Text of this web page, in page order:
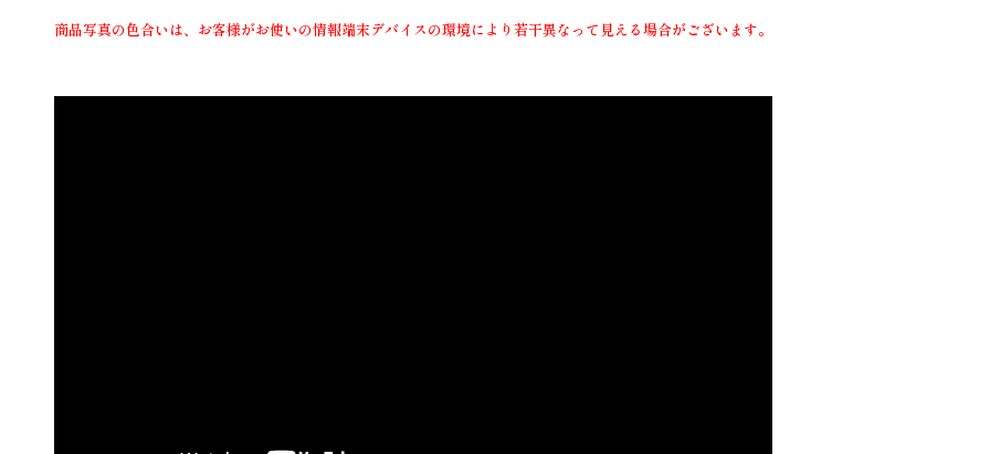
商品写真の色合いは、お客様がお使いの情報端末デバイスの環境により若干異なって見える場合がございます。